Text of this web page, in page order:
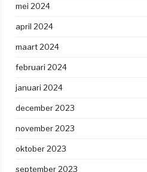
mei 2024
april 2024
maart 2024
februari 2024
januari 2024
december 2023
november 2023
oktober 2023
september 2023